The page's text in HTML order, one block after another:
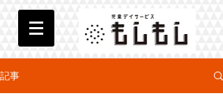
記事